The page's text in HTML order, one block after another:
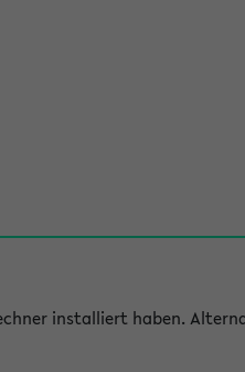
installiert haben.